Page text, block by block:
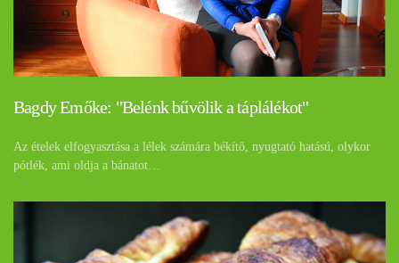
Bagdy Emőke: "Belénk bűvölik a táplálékot"
Az ételek elfogyasztása a lélek számára békítő, nyugtató hatású, olykor
pótlék, ami oldja a bánatot…